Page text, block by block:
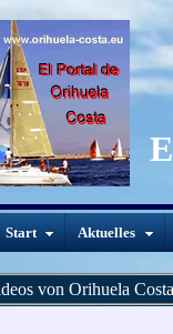
Start Aktuelles
von Orihuela Costa